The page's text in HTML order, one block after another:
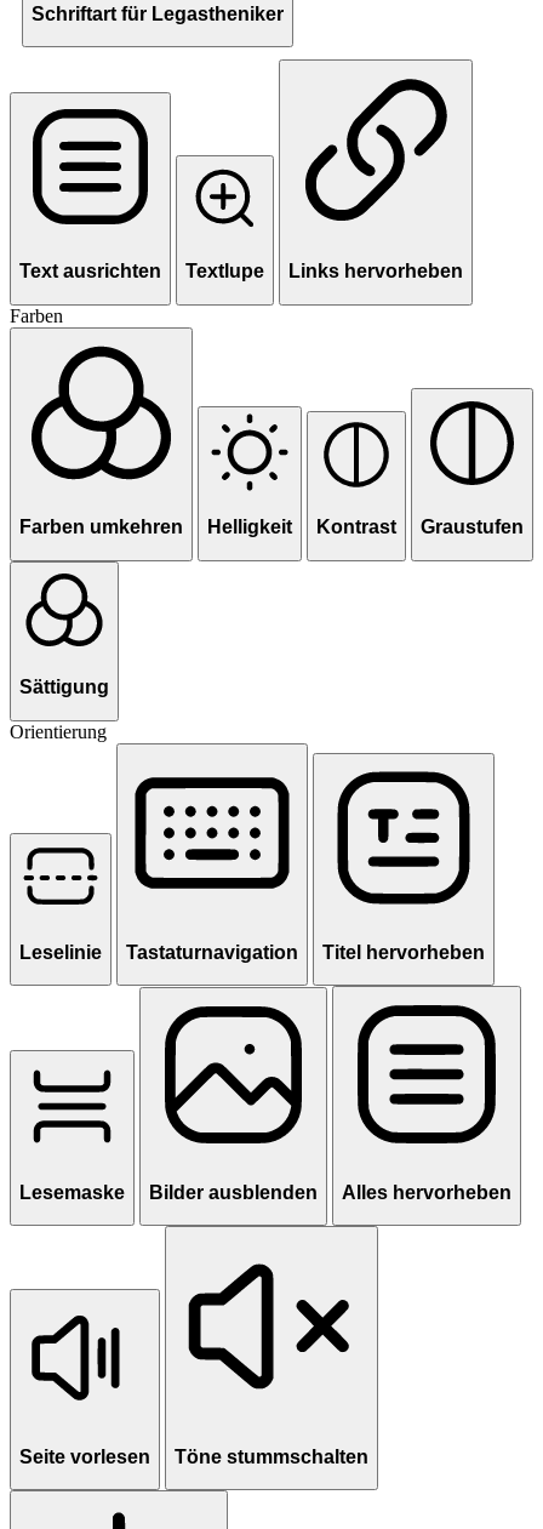
Schriftart für Legastheniker
Text ausrichten Textlupe Links hervorheben
Farben
Farben umkehren Helligkeit Kontrast Graustufen
Sättigung
Orientierung
Leselinie Tastaturnavigation Titel hervorheben
Lesemaske Bilder ausblenden Alles hervorheben
Seite vorlesen Töne stummschalten